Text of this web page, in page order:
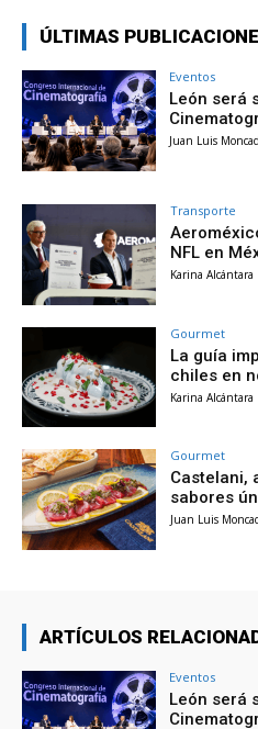
ÚLTIMAS
Eventos
León será
Juan Luis
Transporte
NFL en
Karina Alcántara
Gourmet
La guía
chiles en
Karina Alcántara
Gourmet
Castelani,
sabores
Juan Luis
ARTÍCULOS
Eventos
León será